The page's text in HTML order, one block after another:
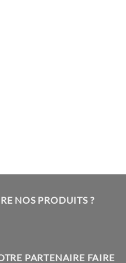
NOS PRODUITS ?
PARTENAIRE FAIRE